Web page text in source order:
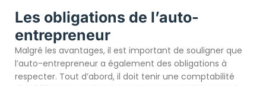
Les obligations de l’auto-
entrepreneur
Malgré les avantages, il est important de souligner que
l’auto-entrepreneur a également des obligations à
respecter. Tout d’abord, il doit tenir une comptabilité